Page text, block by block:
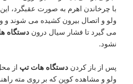
با چرخاندن اهرم به صورت عقبگرد،
ولو و اتصال بیرون کشیده می شوند و
می گیرد تا فشار سیال درون دستگاه
نشود.
پس از باز کردندستگاه هات تپ از
ولو و مشاهده کوپن که بر روی مته